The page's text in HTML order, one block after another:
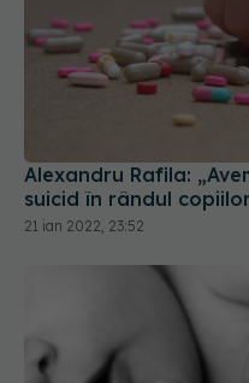
Alexandru Rafila:
suicid în rândul
21 ian 2022, 23:52